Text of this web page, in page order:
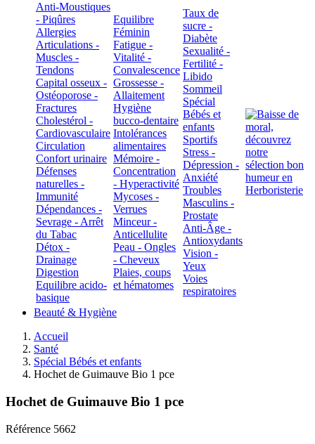
Anti-Moustiques
- Piqûres
Allergies
Articulations -
Muscles -
Tendons
Capital osseux -
Ostéoporose -
Fractures
Cholestérol -
Cardiovasculaire
Circulation
Confort urinaire
Défenses
naturelles -
Immunité
Dépendances -
Sevrage - Arrêt
du Tabac
Détox -
Drainage
Digestion
Equilibre acido-
basique
Equilibre
Féminin
Fatigue -
Vitalité -
Convalescence
Grossesse -
Allaitement
Hygiène
bucco-dentaire
Intolérances
alimentaires
Mémoire -
Concentration
- Hyperactivité
Mycoses -
Verrues
Minceur -
Anticellulite
Peau - Ongles
- Cheveux
Plaies, coups
et hématomes
Taux de
sucre -
Diabète
Sexualité -
Fertilité -
Libido
Sommeil
Spécial
Bébés et
enfants
Sportifs
Stress -
Dépression -
Anxiété
Troubles
Masculins -
Prostate
Anti-Âge -
Antioxydants
Vision -
Yeux
Voies
respiratoires
Beauté & Hygiène
Accueil
Santé
Spécial Bébés et enfants
Hochet de Guimauve Bio 1 pce
Hochet de Guimauve Bio 1 pce
Référence 5662